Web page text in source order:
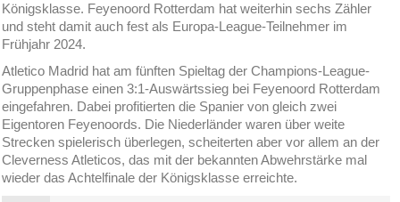
Königsklasse. Feyenoord Rotterdam hat weiterhin sechs Zähler
und steht damit auch fest als Europa-League-Teilnehmer im
Frühjahr 2024.
Atletico Madrid hat am fünften Spieltag der Champions-League-
Gruppenphase einen 3:1-Auswärtssieg bei Feyenoord Rotterdam
eingefahren. Dabei profitierten die Spanier von gleich zwei
Eigentoren Feyenoords. Die Niederländer waren über weite
Strecken spielerisch überlegen, scheiterten aber vor allem an der
Cleverness Atleticos, das mit der bekannten Abwehrstärke mal
wieder das Achtelfinale der Königsklasse erreichte.